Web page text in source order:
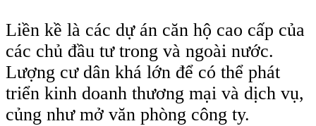
Liền kề là các dự án căn hộ cao cấp của
các chủ đầu tư trong và ngoài nước.
Lượng cư dân khá lớn để có thể phát
triển kinh doanh thương mại và dịch vụ,
củng như mở văn phòng công ty.